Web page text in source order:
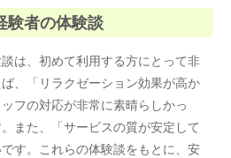
験者の体験談
は、初めて利用する方にとって非
、「リラクゼーション効果が高か
フの対応が非常に素晴らしかっ
また、「サービスの質が安定して
す。これらの体験談をもとに、安